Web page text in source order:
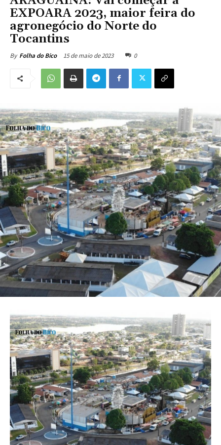
EXPOARA 2023, maior feira do
agronegócio do Norte do
Tocantins
By Folha do Bico 15 de maio de 2023 0